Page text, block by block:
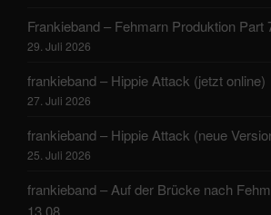
Frankieband – Fehmarn Produktion Part
29. Juli 2026
frankieband – Hippie Attack (jetzt online)
27. Juli 2026
frankieband – Hippie Attack (neue
25. Juli 2026
frankieband – Auf der Brücke nach
13.08.